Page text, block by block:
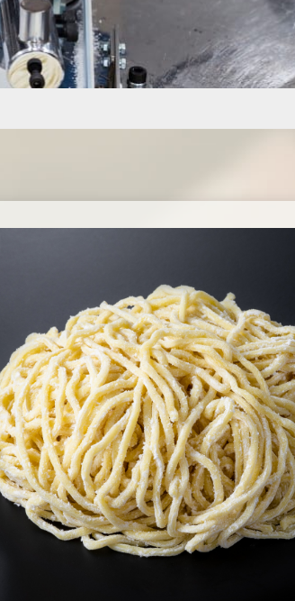
パスタシリーズ
オリジナルラーメン
商品を作りたい方
ラーメン店の
検討している
めん店・麺の直販店 M&Aコンサルティ
年麺工房 Yahoo!ショッピング店